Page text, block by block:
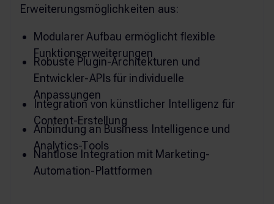
Erweiterungsmöglichkeiten aus:
Modularer Aufbau ermöglicht flexible
Funktionserweiterungen
Robuste Plugin-Architekturen und
Entwickler-APIs für individuelle
Anpassungen
Integration von künstlicher Intelligenz für
Content-Erstellung
Anbindung an Business Intelligence und
Analytics-Tools
Nahtlose Integration mit Marketing-
Automation-Plattformen